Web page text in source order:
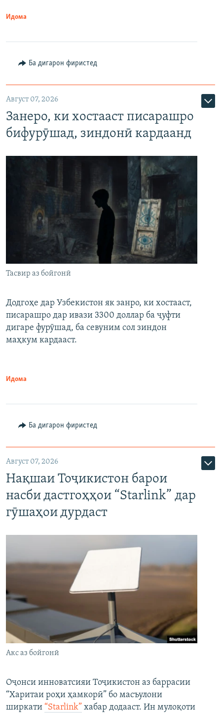
Идома
Ба дигарон фиристед
Август 07, 2026
Занеро, ки хостааст писарашро
бифурӯшад, зиндонӣ кардаанд
Тасвир аз бойгонӣ
Додгоҳе дар Узбекистон як занро, ки хостааст,
писарашро дар ивази 3300 доллар ба ҷуфти
дигаре фурӯшад, ба севуним сол зиндон
маҳкум кардааст.
Идома
Ба дигарон фиристед
Август 07, 2026
Нақшаи Тоҷикистон барои
насби дастгоҳҳои “Starlink” дар
гӯшаҳои дурдаст
Акс аз бойгонӣ
Оҷонси инноватсияи Тоҷикистон аз баррасии
“Харитаи роҳи ҳамкорӣ” бо масъулони
ширкати “Starlink” хабар додааст. Ин мулоқоти